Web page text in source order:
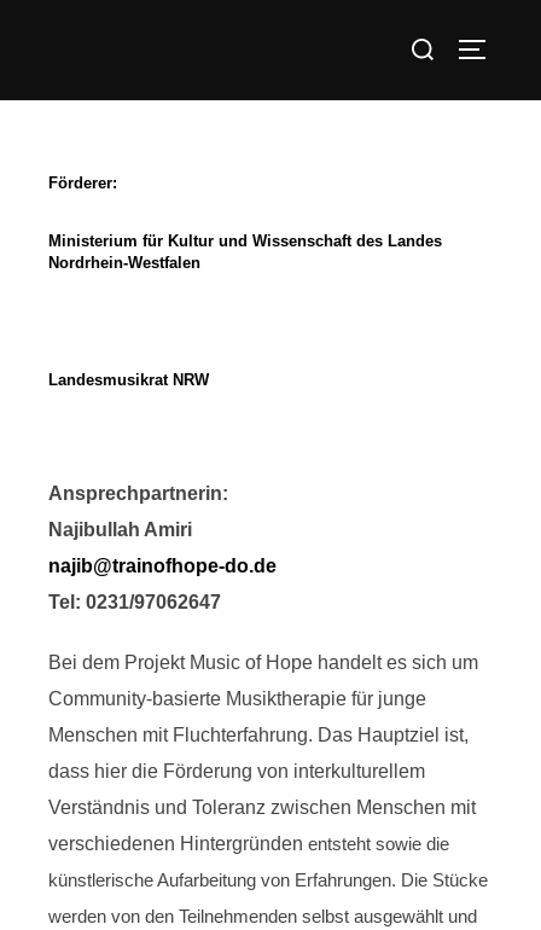
Förderer:
Ministerium für Kultur und Wissenschaft des Landes
Nordrhein-Westfalen
Landesmusikrat NRW
Ansprechpartnerin:
Najibullah Amiri
najib@trainofhope-do.de
Tel: 0231/97062647
Bei dem Projekt Music of Hope handelt es sich um
Community-basierte Musiktherapie für junge
Menschen mit Fluchterfahrung. Das Hauptziel ist,
dass hier die Förderung von interkulturellem
Verständnis und Toleranz zwischen Menschen mit
verschiedenen Hintergründen entsteht sowie die
künstlerische Aufarbeitung von Erfahrungen. Die Stücke
werden von den Teilnehmenden selbst ausgewählt und